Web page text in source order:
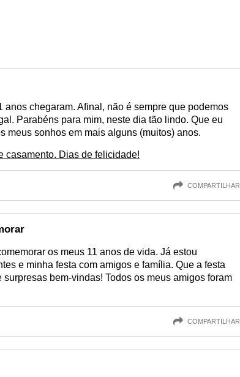
anos chegaram. Afinal, não é sempre que podemos
Parabéns para mim, neste dia tão lindo. Que eu
meus sonhos em mais alguns (muitos) anos.
casamento. Dias de felicidade!
COMPARTILHAR
os meus 11 anos de vida. Já estou
e minha festa com amigos e família. Que a festa
bem-vindas! Todos os meus amigos foram
COMPARTILHAR